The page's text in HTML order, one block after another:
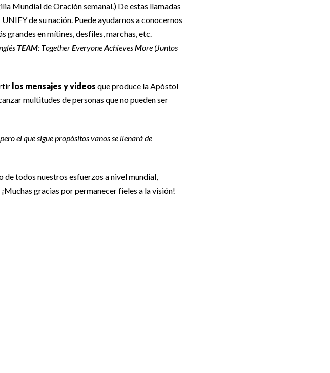
Mundial de Oración semanal.) De estas llamadas
de su nación. Puede ayudarnos a conocernos
en mítines, desfiles, marchas, etc.
TEAM: TogetherEveryoneAchievesMore (Juntos
los mensajes y videos que produce la Apóstol
multitudes de personas que no pueden ser
el que sigue propósitos vanos se llenará de
todos nuestros esfuerzos a nivel mundial,
gracias por permanecer fieles a la visión!